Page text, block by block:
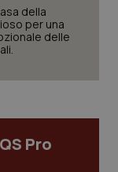
della
per una
delle
Pro